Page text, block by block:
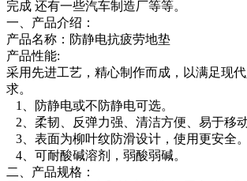
完成 还有一些汽车制造厂等等。
一、产品介绍：
产品名称：防静电抗疲劳地垫
产品性能:
采用先进工艺，精心制作而成，以满足现
求。
1、防静电或不防静电可选。
2、柔韧、反弹力强、清洁方便、易于移动
3、表面为柳叶纹防滑设计，使用更安全。
4、可耐酸碱溶剂，弱酸弱碱。
二、产品规格：